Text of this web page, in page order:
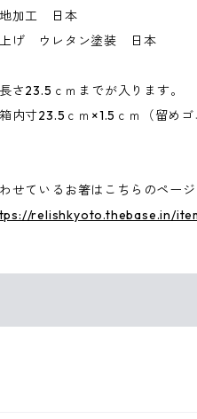
加工 日本
げ ウレタン塗装 日本
さ23.5ｃｍまでが入ります。
内寸23.5ｃｍ×1.5ｃｍ（留めゴ
せているお箸はこちらのペー
relishkyoto.thebase.in/